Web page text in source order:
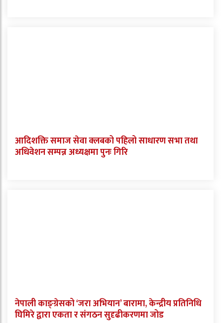
आदिशक्ति समाज सेवा क्लबको पहिलो साधारण सभा तथा
अधिवेशन सम्पन्न अध्यक्षमा पुनः गिरि
नेपाली काङ्ग्रेसको ‘जरा अभियान’ बारामा, केन्द्रीय प्रतिनिधि
घिमिरे द्वारा एकता र संगठन सुदृढीकरणमा जोड